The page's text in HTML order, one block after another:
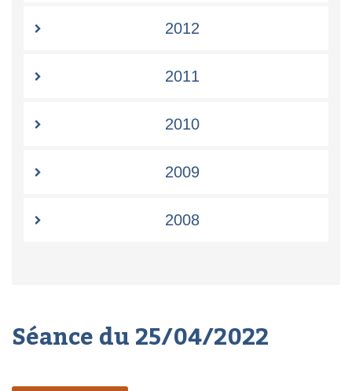
2012
2011
2010
2009
2008
Séance du 25/04/2022